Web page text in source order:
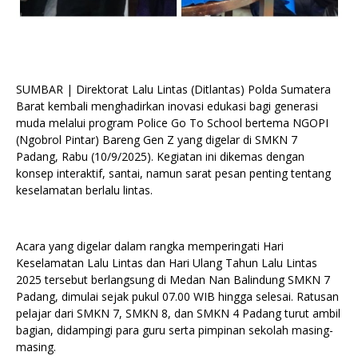
SUMBAR | Direktorat Lalu Lintas (Ditlantas) Polda Sumatera
Barat kembali menghadirkan inovasi edukasi bagi generasi
muda melalui program Police Go To School bertema NGOPI
(Ngobrol Pintar) Bareng Gen Z yang digelar di SMKN 7
Padang, Rabu (10/9/2025). Kegiatan ini dikemas dengan
konsep interaktif, santai, namun sarat pesan penting tentang
keselamatan berlalu lintas.
Acara yang digelar dalam rangka memperingati Hari
Keselamatan Lalu Lintas dan Hari Ulang Tahun Lalu Lintas
2025 tersebut berlangsung di Medan Nan Balindung SMKN 7
Padang, dimulai sejak pukul 07.00 WIB hingga selesai. Ratusan
pelajar dari SMKN 7, SMKN 8, dan SMKN 4 Padang turut ambil
bagian, didampingi para guru serta pimpinan sekolah masing-
masing.